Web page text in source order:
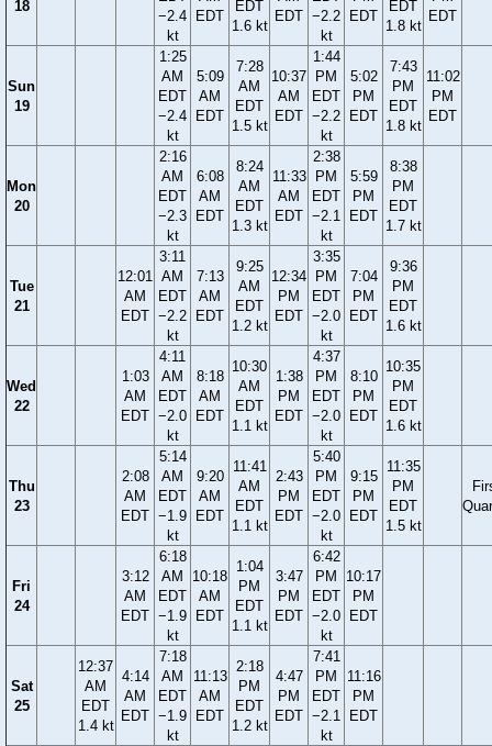
18
−2.4
kt
EDT
EDT
1.6 kt
EDT −2.2
kt
EDT
EDT
1.8 kt
EDT
Sun
19
1:25
AM
EDT
−2.4
kt
5:09
AM
EDT
7:28
AM
EDT
1.5 kt
10:37
AM
EDT
1:44
PM
EDT
−2.2
kt
5:02
PM
EDT
7:43
PM
EDT
1.8 kt
11:02
PM
EDT
Mon
20
2:16
AM
EDT
−2.3
kt
6:08
AM
EDT
8:24
AM
EDT
1.3 kt
11:33
AM
EDT
2:38
PM
EDT
−2.1
kt
5:59
PM
EDT
8:38
PM
EDT
1.7 kt
Tue
21
12:01
AM
EDT
3:11
AM
EDT
−2.2
kt
7:13
AM
EDT
9:25
AM
EDT
1.2 kt
12:34
PM
EDT
3:35
PM
EDT
−2.0
kt
7:04
PM
EDT
9:36
PM
EDT
1.6 kt
Wed
22
1:03
AM
EDT
4:11
AM
EDT
−2.0
kt
8:18
AM
EDT
10:30
AM
EDT
1.1 kt
1:38
PM
EDT
4:37
PM
EDT
−2.0
kt
8:10
PM
EDT
10:35
PM
EDT
1.6 kt
Thu
23
2:08
AM
EDT
5:14
AM
EDT
−1.9
kt
9:20
AM
EDT
11:41
AM
EDT
1.1 kt
2:43
PM
EDT
5:40
PM
EDT
−2.0
kt
9:15
PM
EDT
11:35
PM
EDT
1.5 kt
Fri
24
3:12
AM
EDT
6:18
AM
EDT
−1.9
kt
10:18
AM
EDT
1:04
PM
EDT
1.1 kt
3:47
PM
EDT
6:42
PM
EDT
−2.0
kt
10:17
PM
EDT
Sat
25
12:37
AM
EDT
1.4 kt
4:14
AM
EDT
7:18
AM
EDT
−1.9
kt
11:13
AM
EDT
2:18
PM
EDT
1.2 kt
4:47
PM
EDT
7:41
PM
EDT
−2.1
kt
11:16
PM
EDT